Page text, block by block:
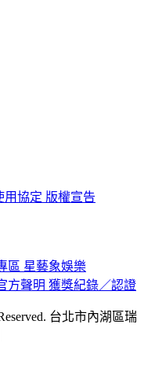
用協定 版權宣告
區 星藝象娛樂
方聲明 獲獎紀錄／認證
台北市內湖區瑞